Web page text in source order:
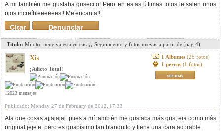
A mi también me gustaba grisecito! Pero en estas últimas fotos le salen unos
ojos increíbleeeeees!! Me encanta!!
Denunciar
mensaje
Citar
Titulo: Mi otro nene ya esta en casa¡¡ Seguimiento y fotos nuevas a partir de (pag.4)
Xis
¡Adicto Total!
12023 mensajes
1 Albumes (25 fotos)
1 perros (1 fotos)
ver mas
Publicado: Monday 27 de February de 2012, 17:33
Ala que cosas ajjajajaj. pues a mí también me gustaba más gris, era como más
original jejeje. pero es guapísimo tan blanquito y tiene una cara adorable.